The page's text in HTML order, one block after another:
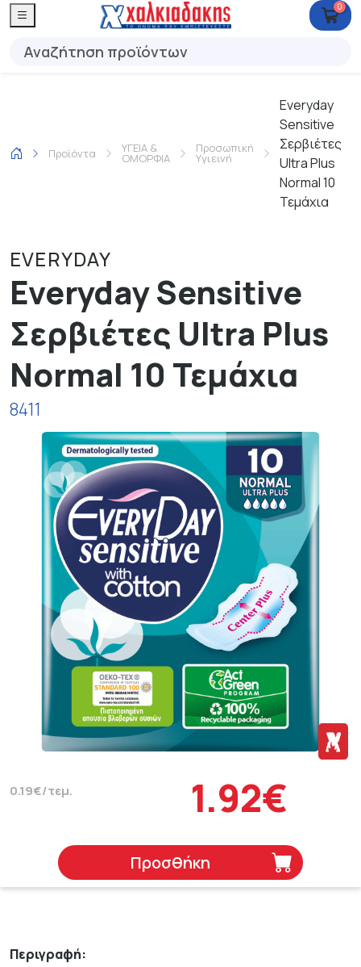
0
Προϊόντα ΥΓΕΙΑ &
ΟΜΟΡΦΙΑ
Προσωπική
Υγιεινή
Everyday
Sensitive
Σερβιέτες
Ultra Plus
Normal 10
Τεμάχια
EVERYDAY
Everyday Sensitive
Σερβιέτες Ultra Plus
Normal 10 Τεμάχια
8411
0.19€/τεμ. 1.92€
Προσθήκη
Περιγραφή: